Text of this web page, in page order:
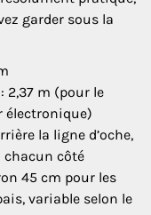
garder sous la
2,37 m (pour le
électronique)
la ligne d’oche,
chacun côté
45 cm pour les
variable selon le